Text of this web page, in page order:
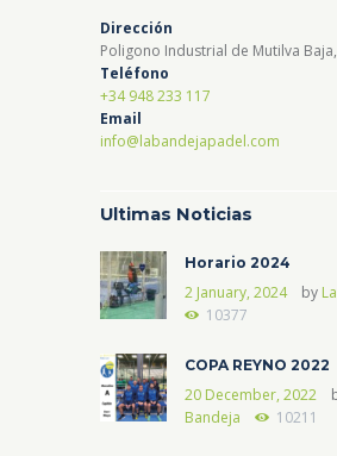
Dirección
Poligono Industrial de Mutilva Baja,
Teléfono
+34 948 233 117
Email
info@labandejapadel.com
Ultimas Noticias
Horario 2024
2 January, 2024 by
10377
COPA REYNO 2022
20 December, 2022
Bandeja
10211